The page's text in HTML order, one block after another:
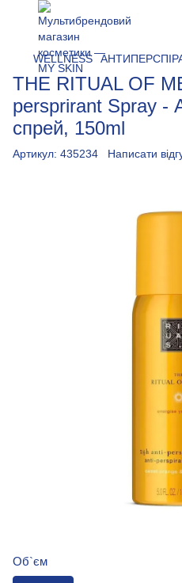
WELLNESS
THE RITUAL OF
persprirant Spray -
спрей, 150ml
Артикул: 435234 Написати
Об`єм